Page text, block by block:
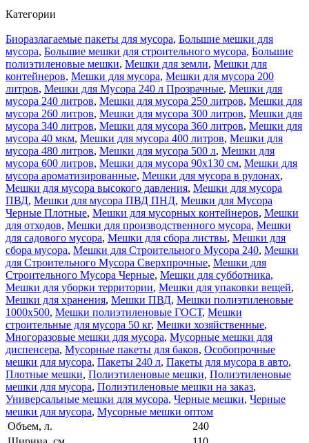
Категории
Биоразлагаемые пакеты для мусора, Большие мешки для
мусора, Большие мешки для строительного мусора, Большие
полиэтиленовые мешки, Мешки для земли, Мешки для
контейнеров, Мешки для мусора, Мешки для мусора 200
литров, Мешки для Мусора 240 л Прозрачные, Мешки для
мусора 240 литров, Мешки для мусора 250 литров, Мешки для
мусора 260 литров, Мешки для мусора 300 литров, Мешки для
мусора 340 литров, Мешки для мусора 360 литров, Мешки для
мусора 40 мкм, Мешки для мусора 400 литров, Мешки для
мусора 480 литров, Мешки для мусора 500 л, Мешки для
мусора 600 литров, Мешки для мусора 90x130 см, Мешки для
мусора ароматизированные, Мешки для мусора в рулонах,
Мешки для мусора высокого давления, Мешки для мусора
ПВД, Мешки для мусора ПВД ПНД, Мешки для Мусора
Черные Плотные, Мешки для мусорных контейнеров, Мешки
для отходов, Мешки для производственного мусора, Мешки
для садового мусора, Мешки для сбора листвы, Мешки для
сбора мусора, Мешки для Строительного Мусора 240, Мешки
для Строительного Мусора Сверхпрочные, Мешки для
Строительного Мусора Черные, Мешки для субботника,
Мешки для уборки территории, Мешки для упаковки вещей,
Мешки для хранения, Мешки ПВД, Мешки полиэтиленовые
1000х500, Мешки полиэтиленовые ГОСТ, Мешки
строительные для мусора 50 кг, Мешки хозяйственные,
Многоразовые мешки для мусора, Мусорные мешки для
диспенсера, Мусорные пакеты для баков, Особопрочные
мешки для мусора, Пакеты 240 л, Пакеты для мусора в авто,
Плотные мешки, Полиэтиленовые мешки, Полиэтиленовые
мешки для мусора, Полиэтиленовые мешки на заказ,
Универсальные мешки для мусора, Черные мешки, Черные
мешки для мусора, Мусорные мешки оптом
Объем, л.
240